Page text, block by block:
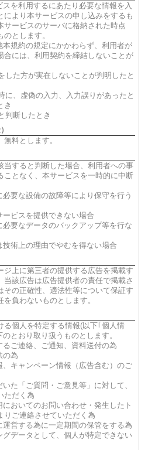
スを利用するにあたり必要な情報を入
により本サービスの申し込みをするも
サービスのサーバに格納された時点
とします。
本規約の規定にかかわらず、利用者が
合には、利用契約を締結しないことが
した方が実在しないことが判明したと
に、虚偽の入力、入力誤りがあったと
き
判断したとき
料とします。
当すると判断した場合、利用者への事
ことなく、本サービスを一時的に中断
必要な設備の故障等により保守を行う
ービスを提供できない場合
必要なデータのバックアップ等を行な
技術上の理由でやむを得ない場合
ジ上に第三者の提供する広告を掲載す
当該広告は広告提供者の責任で掲載さ
その正確性、適法性等について保証す
負わないものとします。
る個人を特定する情報(以下｢個人情
とおり取り扱うものとします。
るご連絡、ご通知、資料送付の為
の為
、キャンペーン情報（広告含む）のご
いた「ご質問・ご意見等」に対して、
ただく為
においてのお問い合わせ・発生したト
りご連絡させていただく為
運営する為に一定期間の保管をする為
グデータとして、個人が特定できない